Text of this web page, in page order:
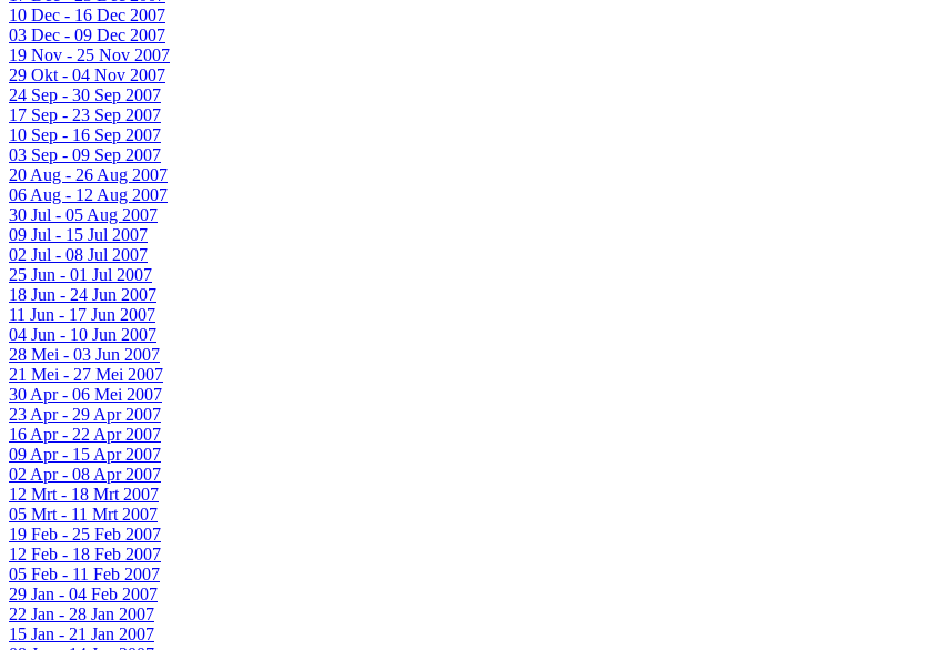
10 Dec - 16 Dec 2007
03 Dec - 09 Dec 2007
19 Nov - 25 Nov 2007
29 Okt - 04 Nov 2007
24 Sep - 30 Sep 2007
17 Sep - 23 Sep 2007
10 Sep - 16 Sep 2007
03 Sep - 09 Sep 2007
20 Aug - 26 Aug 2007
06 Aug - 12 Aug 2007
30 Jul - 05 Aug 2007
09 Jul - 15 Jul 2007
02 Jul - 08 Jul 2007
25 Jun - 01 Jul 2007
18 Jun - 24 Jun 2007
11 Jun - 17 Jun 2007
04 Jun - 10 Jun 2007
28 Mei - 03 Jun 2007
21 Mei - 27 Mei 2007
30 Apr - 06 Mei 2007
23 Apr - 29 Apr 2007
16 Apr - 22 Apr 2007
09 Apr - 15 Apr 2007
02 Apr - 08 Apr 2007
12 Mrt - 18 Mrt 2007
05 Mrt - 11 Mrt 2007
19 Feb - 25 Feb 2007
12 Feb - 18 Feb 2007
05 Feb - 11 Feb 2007
29 Jan - 04 Feb 2007
22 Jan - 28 Jan 2007
15 Jan - 21 Jan 2007